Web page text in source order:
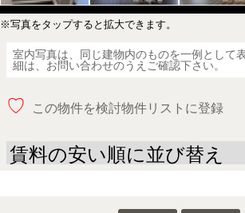
※写真をタップすると拡大できます。
室内写真は、同じ建物内のものを一例として
細は、お問い合わせのうえご確認下さい。
♡ この物件を検討物件リストに登録